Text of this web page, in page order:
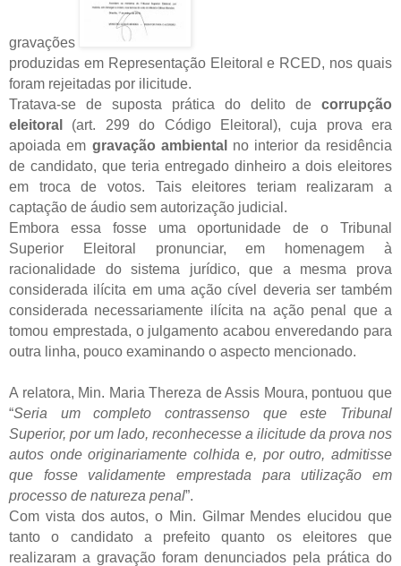
gravações
produzidas em Representação Eleitoral e RCED, nos quais
foram rejeitadas por ilicitude.
Tratava-se de suposta prática do delito de corrupção
eleitoral
(art. 299 do Código Eleitoral), cuja prova era
apoiada em gravação ambiental no interior da residência
de candidato, que teria entregado dinheiro a dois eleitores
em troca de votos. Tais eleitores teriam realizaram a
captação de áudio sem autorização judicial.
Embora essa fosse uma oportunidade de o Tribunal
Superior Eleitoral pronunciar, em homenagem à
racionalidade do sistema jurídico, que a mesma prova
considerada ilícita em uma ação cível deveria ser também
considerada necessariamente ilícita na ação penal que a
tomou emprestada, o julgamento acabou enveredando para
outra linha, pouco examinando o aspecto mencionado.
A relatora, Min. Maria Thereza de Assis Moura, pontuou que
“Seria um completo contrassenso que este Tribunal
Superior, por um lado, reconhecesse a ilicitude da prova nos
autos onde originariamente colhida e, por outro, admitisse
que fosse validamente emprestada para utilização em
processo de natureza penal”.
Com vista dos autos, o Min. Gilmar Mendes elucidou que
tanto o candidato a prefeito quanto os eleitores que
realizaram a gravação foram denunciados pela prática do